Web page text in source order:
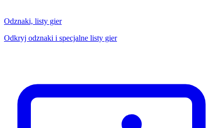
Odznaki, listy gier
Odkryj odznaki i specjalne listy gier